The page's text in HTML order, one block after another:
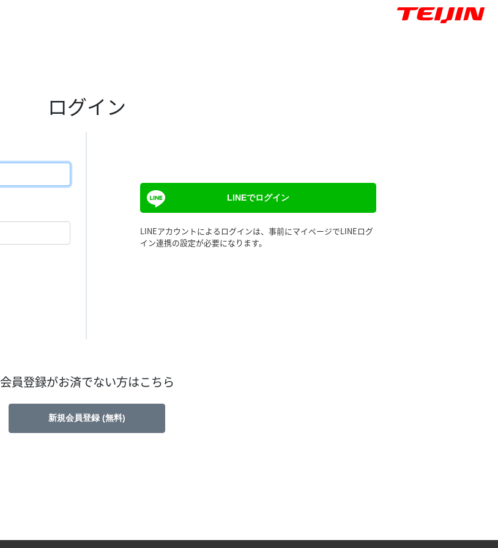
ログイン
LINEでログイン
LINEアカウントによるログインは、事前にマイページでLINEログ
イン連携の設定が必要になります。
会員登録がお済でない方はこちら
新規会員登録 (無料)